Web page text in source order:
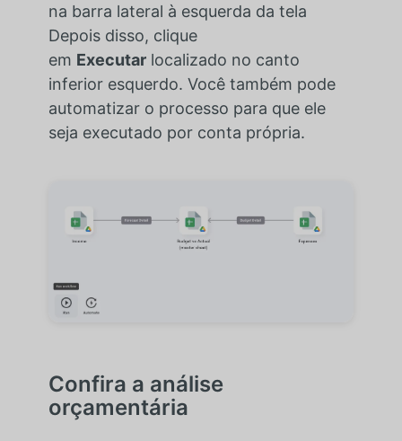
na barra lateral à esquerda da tela
Depois disso, clique
em Executarlocalizado no canto
inferior esquerdo. Você também pode
automatizar o processo para que ele
seja executado por conta própria.
Confira a análise
orçamentária